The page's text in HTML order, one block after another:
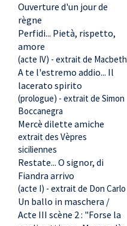
Ouverture d'un jour de
règne
Perfidi... Pietà, rispetto,
amore
(acte IV) - extrait de Macbeth
A te l'estremo addio... Il
lacerato spirito
(prologue) - extrait de Simon
Boccanegra
Mercè dilette amiche
extrait des Vèpres
siciliennes
Restate... O signor, di
Fiandra arrivo
(acte I) - extrait de Don Carlo
Un ballo in maschera /
Acte III scène 2 : "Forse la